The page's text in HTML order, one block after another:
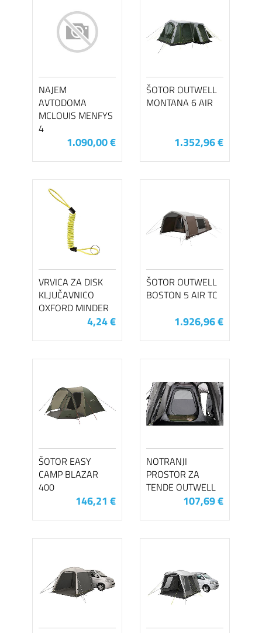
NAJEM
AVTODOMA
MCLOUIS MENFYS
4
1.090,00 €
ŠOTOR OUTWELL
MONTANA 6 AIR
1.352,96 €
VRVICA ZA DISK
KLJUČAVNICO
OXFORD MINDER
4,24 €
ŠOTOR OUTWELL
BOSTON 5 AIR TC
1.926,96 €
ŠOTOR EASY
CAMP BLAZAR
400
146,21 €
NOTRANJI
PROSTOR ZA
TENDE OUTWELL
107,69 €